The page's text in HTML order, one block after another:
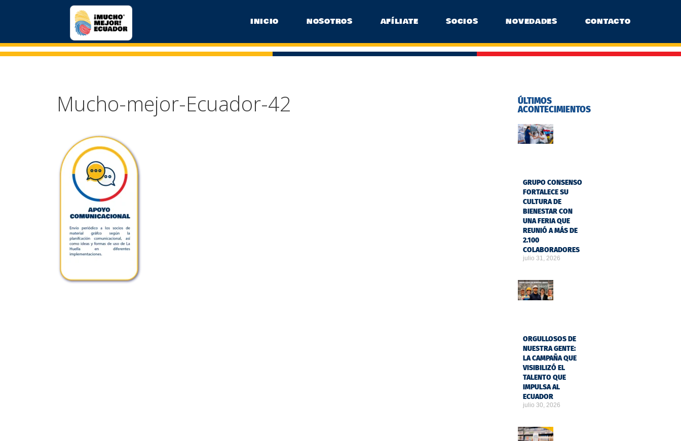
INICIO NOSOTROS AFÍLIATE SOCIOS NOVEDADES CONTACTO
Mucho-mejor-Ecuador-42
ÚLTIMOS
ACONTECIMIENTOS
GRUPO CONSENSO
FORTALECE SU
CULTURA DE
BIENESTAR CON
UNA FERIA QUE
REUNIÓ A MÁS DE
2.100
COLABORADORES
julio 31, 2026
ORGULLOSOS DE
NUESTRA GENTE:
LA CAMPAÑA QUE
VISIBILIZÓ EL
TALENTO QUE
IMPULSA AL
ECUADOR
julio 30, 2026